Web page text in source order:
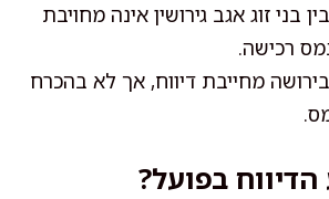
בני זוג אגב גירושין אינה מחויבת
רכישה.
מחייבת דיווח, אך לא בהכרח
בפועל?